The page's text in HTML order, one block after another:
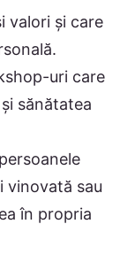
valori și care
uri care
sănătatea
vinovată sau
în propria